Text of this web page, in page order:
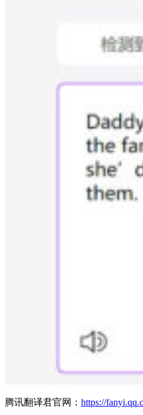
腾讯翻译君官网： https://